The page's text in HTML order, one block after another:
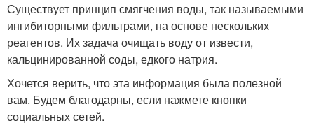
Существует принцип смягчения воды, так называемыми
ингибиторными фильтрами, на основе нескольких
реагентов. Их задача очищать воду от извести,
кальцинированной соды, едкого натрия.
Хочется верить, что эта информация была полезной
вам. Будем благодарны, если нажмете кнопки
социальных сетей.